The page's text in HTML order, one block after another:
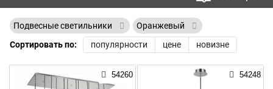
Подвесные светильники
Оранжевый
Сортировать по:
популярности цене новизне
54260 54248